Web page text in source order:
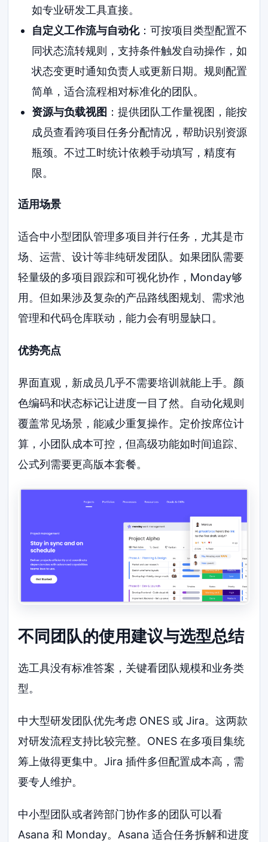
如专业研发工具直接。
自定义工作流与自动化：可按项目类型配置不
同状态流转规则，支持条件触发自动操作，如
状态变更时通知负责人或更新日期。规则配置
简单，适合流程相对标准化的团队。
资源与负载视图 ：提供团队工作量视图，能按
成员查看跨项目任务分配情况，帮助识别资源
瓶颈。不过工时统计依赖手动填写，精度有
限。
适用场景
适合中小型团队管理多项目并行任务，尤其是市
场、运营、设计等非纯研发团队。如果团队需要
轻量级的多项目跟踪和可视化协作，Monday够
用。但如果涉及复杂的产品路线图规划、需求池
管理和代码仓库联动，能力会有明显缺口。
优势亮点
界面直观，新成员几乎不需要培训就能上手。颜
色编码和状态标记让进度一目了然。自动化规则
覆盖常见场景，能减少重复操作。定价按席位计
算，小团队成本可控，但高级功能如时间追踪、
公式列需要更高版本套餐。
不同团队的使用建议与选型总结
选工具没有标准答案，关键看团队规模和业务类
型。
中大型研发团队优先考虑 ONES 或 Jira。这两款
对研发流程支持比较完整。ONES 在多项目集统
筹上做得更集中。Jira 插件多但配置成本高，需
要专人维护。
中小型团队或者跨部门协作多的团队可以看
Asana 和 Monday。Asana 适合任务拆解和进度